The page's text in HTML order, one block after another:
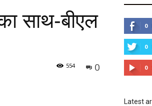
साथ-बीएल
0
554
0
0
0
Latest